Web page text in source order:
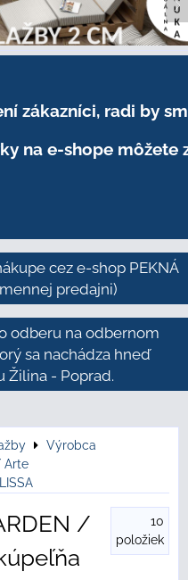
zákazníci, radi by
na e-shope môžete
cez e-shop PEKNÁ
predajni)
odberu na odbernom
sa nachádza hneď
Žilina - Poprad.
Výrobca
Arte
/
10
položiek